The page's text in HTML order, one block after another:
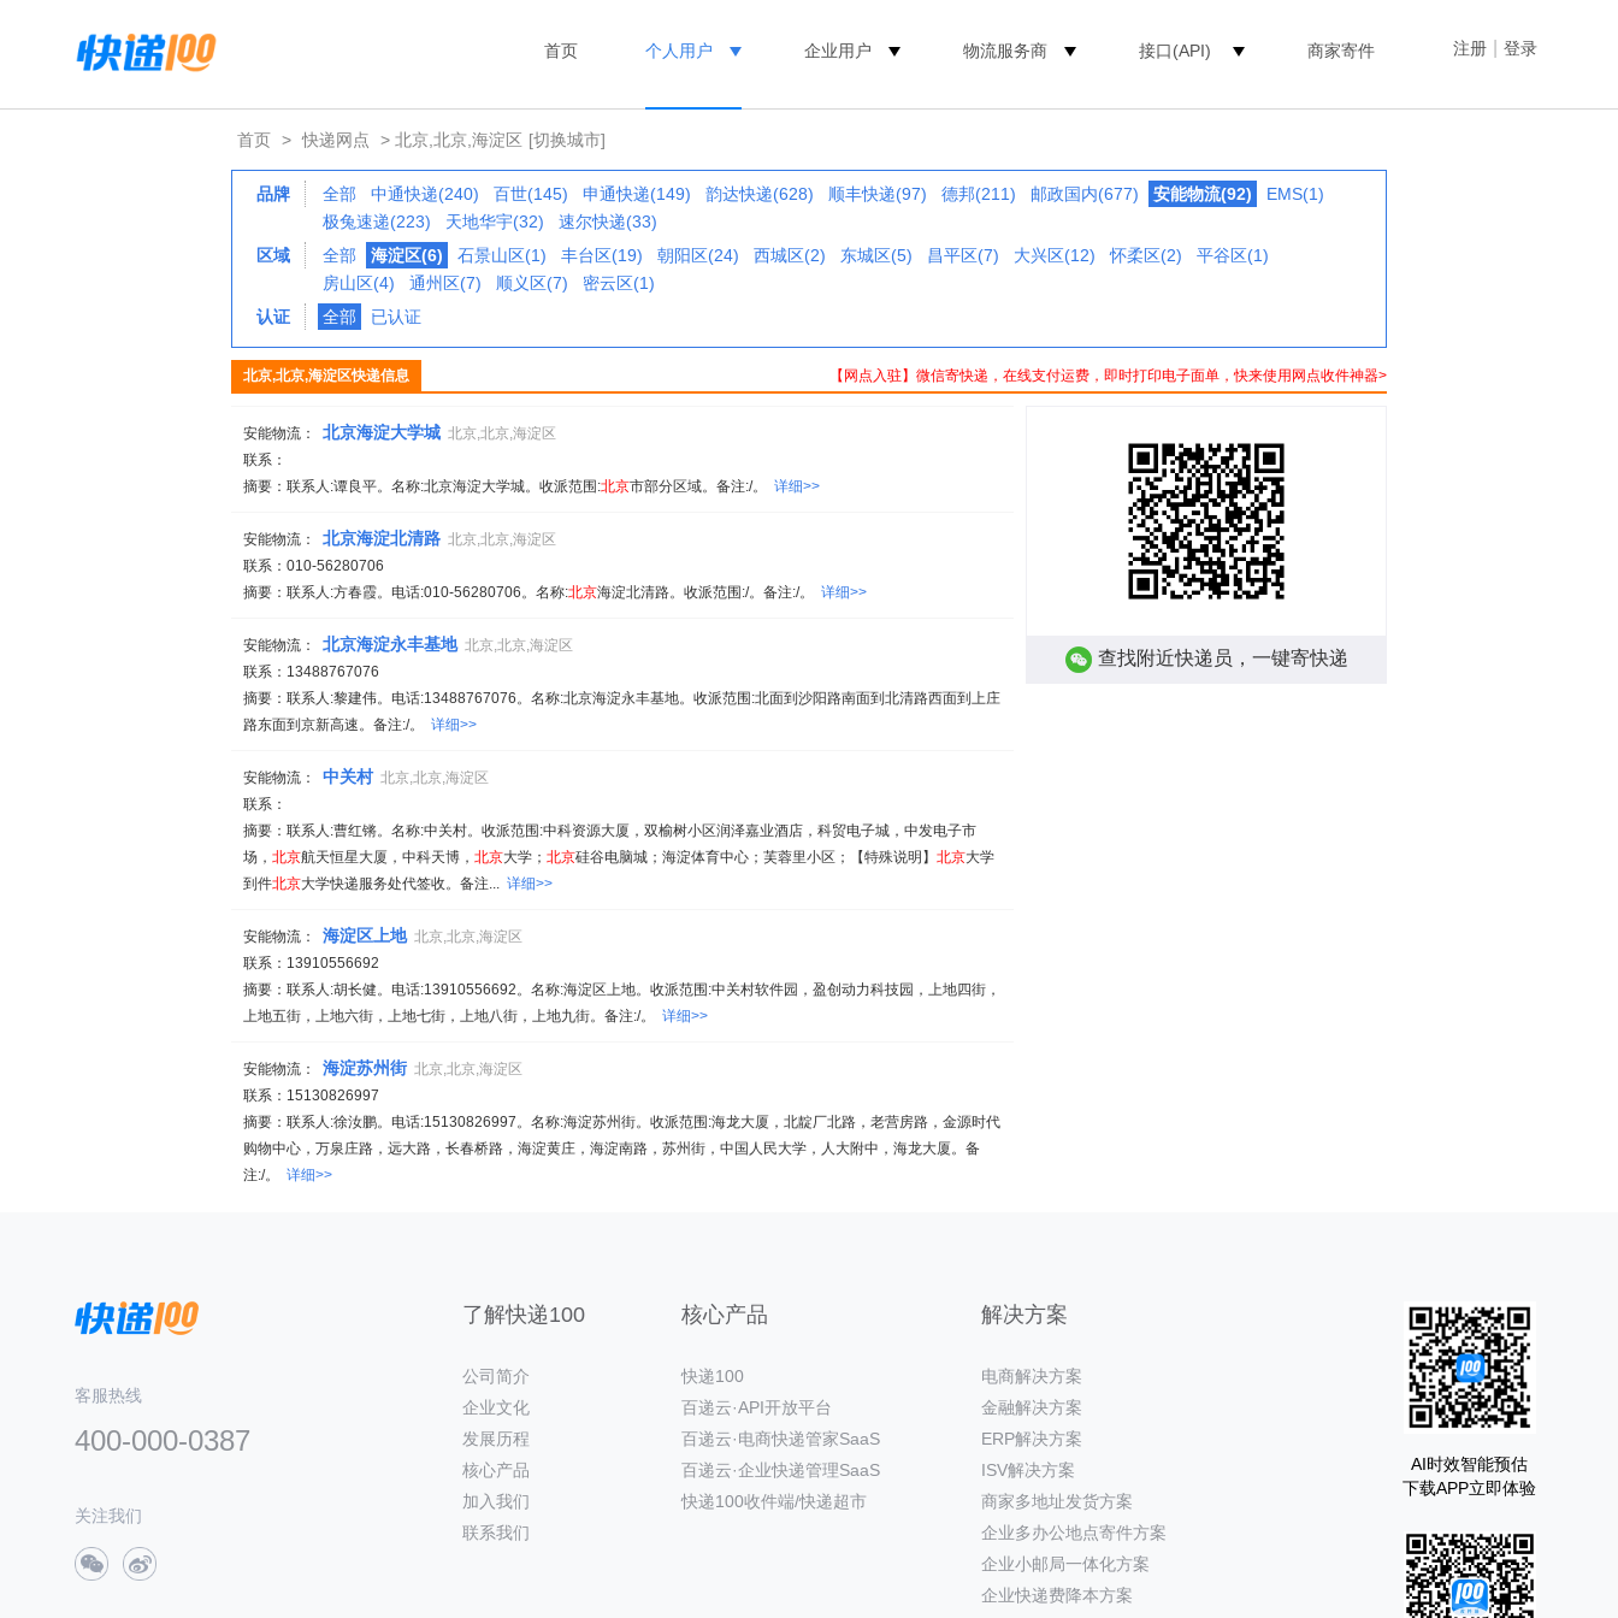
注册 登录
首页 个人用户 企业用户 物流服务商 接口(API) 商家寄件
首页 > 快递网点 > 北京,北京,海淀区 [切换城市]
品牌 全部 中通快递(240) 百世(145) 申通快递(149) 韵达快递(628) 顺丰快递(97) 德邦(211) 邮政国内(677) 安能物流(92)
EMS(1)
极兔速递(223)
天地华宇(32)
速尔快递(33)
区域
全部 海淀区(6) 石景山区(1) 丰台区(19) 朝阳区(24) 西城区(2) 东城区(5) 昌平区(7) 大兴区(12) 怀柔区(2)
平谷区(1)
房山区(4)
通州区(7) 顺义区(7)
密云区(1)
认证
全部 已认证
【网点入驻】微信寄快递，在线支付运费，即时打印电子面单，快来使用网点收件神器>
北京,北京,海淀区快递信息
安能物流： 北京海淀大学城 北京,北京,海淀区
联系：
摘要：联系人:谭良平。名称:北京海淀大学城。收派范围:北京市部分区域。备注:/。 详细>>
安能物流： 北京海淀北清路 北京,北京,海淀区
联系：010-56280706
摘要：联系人:方春霞。电话:010-56280706。名称:北京海淀北清路。收派范围:/。备注:/。 详细>>
安能物流： 北京海淀永丰基地 北京,北京,海淀区
联系：13488767076
摘要：联系人:黎建伟。电话:13488767076。名称:北京海淀永丰基地。收派范围:北面到沙阳路南面到北清路西面到上庄
路东面到京新高速。备注:/。 详细>>
安能物流： 中关村 北京,北京,海淀区
联系：
摘要：联系人:曹红锵。名称:中关村。收派范围:中科资源大厦，双榆树小区润泽嘉业酒店，科贸电子城，中发电子市
场， 北京航天恒星大厦，中科天博， 北京大学； 北京硅谷电脑城；海淀体育中心；芙蓉里小区；【特殊说明】 北京大学
到件北京大学快递服务处代签收。备注... 详细>>
安能物流： 海淀区上地 北京,北京,海淀区
联系：13910556692
摘要：联系人:胡长健。电话:13910556692。名称:海淀区上地。收派范围:中关村软件园，盈创动力科技园，上地四街，
上地五街，上地六街，上地七街，上地八街，上地九街。备注:/。 详细>>
安能物流： 海淀苏州街 北京,北京,海淀区
联系：15130826997
摘要：联系人:徐汝鹏。电话:15130826997。名称:海淀苏州街。收派范围:海龙大厦，北靛厂北路，老营房路，金源时代
购物中心，万泉庄路，远大路，长春桥路，海淀黄庄，海淀南路，苏州街，中国人民大学，人大附中，海龙大厦。备
注:/。 详细>>
查找附近快递员，一键寄快递
客服热线
400-000-0387
关注我们
了解快递100
公司简介
企业文化
发展历程
核心产品
加入我们
联系我们
核心产品
快递100
百递云·API开放平台
百递云·电商快递管家SaaS
百递云·企业快递管理SaaS
快递100收件端/快递超市
解决方案
电商解决方案
金融解决方案
ERP解决方案
ISV解决方案
商家多地址发货方案
企业多办公地点寄件方案
企业小邮局一体化方案
企业快递费降本方案
AI时效智能预估
下载APP立即体验